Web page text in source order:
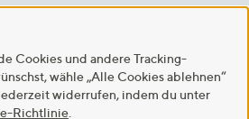
Cookies und andere Tracking-
wähle „Alle Cookies ablehnen“
widerrufen, indem du unter
Richtlinie